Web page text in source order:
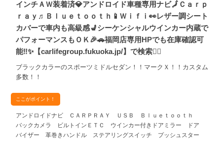
インチＡＷ装着済💎アンドロイド車種専用ナビ🗾Ｃａｒｐ
ｒａｙ♬Ｂｌｕｅｔｏｏｔｈ📱Ｗｉｆｉ👀レザー調シート
カバーで車内も高級感💺シーケンシャルウインカー内蔵で
パフォーマンスもＯＫ🎉🚗福岡店専用HPでも在庫確認可
能‼✨【carlifegroup.fukuoka.jp/】で検索🕵️‍♂️
ブラックカラーのスポーツミドルセダン！！マークＸ！！カスタム
多数！！
ここがポイント！
アンドロイドナビ ＣＡＲＰＲＡＹ ＵＳＢ Ｂｌｕｅｔｏｏｔｈ
バックカメラ ビルトインＥＴＣ ウインカー付きドアミラー ドア
バイザー 革巻きハンドル ステアリングスイッチ プッシュスター